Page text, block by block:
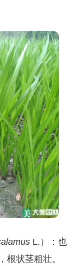
L.）：也
根状茎粗壮。